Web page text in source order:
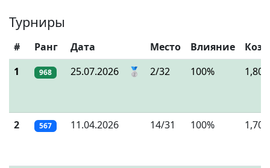
Турниры
# Ранг Дата Место Влияние
1
968 25.07.2026 🥈 2/32 100% 1,80
2 567 11.04.2026 14/31 100% 1,70